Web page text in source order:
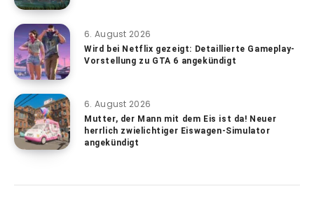
6. August 2026
Wird bei Netflix gezeigt: Detaillierte Gameplay-
Vorstellung zu GTA 6 angekündigt
6. August 2026
Mutter, der Mann mit dem Eis ist da! Neuer
herrlich zwielichtiger Eiswagen-Simulator
angekündigt